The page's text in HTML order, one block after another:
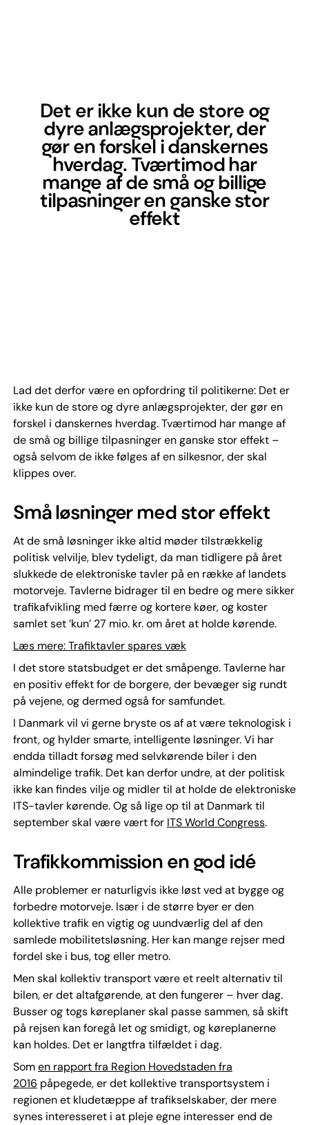
Det er ikke kun de store og
dyre anlægsprojekter, der
gør en forskel i danskernes
hverdag. Tværtimod har
mange af de små og billige
tilpasninger en ganske stor
effekt
Lad det derfor være en opfordring til politikerne: Det er
ikke kun de store og dyre anlægsprojekter, der gør en
forskel i danskernes hverdag. Tværtimod har mange af
de små og billige tilpasninger en ganske stor effekt –
også selvom de ikke følges af en silkesnor, der skal
klippes over.
Små løsninger med stor effekt
At de små løsninger ikke altid møder tilstrækkelig
politisk velvilje, blev tydeligt, da man tidligere på året
slukkede de elektroniske tavler på en række af landets
motorveje. Tavlerne bidrager til en bedre og mere sikker
trafikafvikling med færre og kortere køer, og koster
samlet set ’kun’ 27 mio. kr. om året at holde kørende.
Læs mere: Trafiktavler spares væk
I det store statsbudget er det småpenge. Tavlerne har
en positiv effekt for de borgere, der bevæger sig rundt
på vejene, og dermed også for samfundet.
I Danmark vil vi gerne bryste os af at være teknologisk i
front, og hylder smarte, intelligente løsninger. Vi har
endda tilladt forsøg med selvkørende biler i den
almindelige trafik. Det kan derfor undre, at der politisk
ikke kan findes vilje og midler til at holde de elektroniske
ITS-tavler kørende. Og så lige op til at Danmark til
september skal være vært for ITS World Congress.
Trafikkommission en god idé
Alle problemer er naturligvis ikke løst ved at bygge og
forbedre motorveje. Især i de større byer er den
kollektive trafik en vigtig og uundværlig del af den
samlede mobilitetsløsning. Her kan mange rejser med
fordel ske i bus, tog eller metro.
Men skal kollektiv transport være et reelt alternativ til
bilen, er det altafgørende, at den fungerer – hver dag.
Busser og togs køreplaner skal passe sammen, så skift
på rejsen kan foregå let og smidigt, og køreplanerne
kan holdes. Det er langtfra tilfældet i dag.
Somen rapport fra Region Hovedstaden fra
2016 påpegede, er det kollektive transportsystem i
regionen et kludetæppe af trafikselskaber, der mere
synes interesseret i at pleje egne interesser end de